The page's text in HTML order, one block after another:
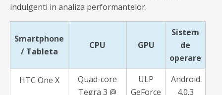
indulgenti in analiza performantelor.
Smartphone
/ Tableta
CPU GPU
Sistem
de
operare
HTC One X
Quad-core
Tegra 3 @
ULP
GeForce
Android
4.0.3